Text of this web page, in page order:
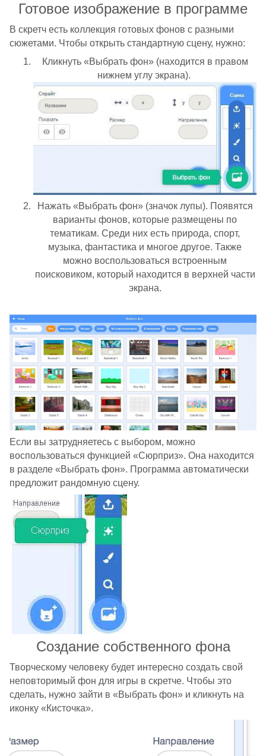
Готовое изображение в программе
В скретч есть коллекция готовых фонов с разными
сюжетами. Чтобы открыть стандартную сцену, нужно:
Кликнуть «Выбрать фон» (находится в правом
нижнем углу экрана).
Нажать «Выбрать фон» (значок лупы). Появятся
варианты фонов, которые размещены по
тематикам. Среди них есть природа, спорт,
музыка, фантастика и многое другое. Также
можно воспользоваться встроенным
поисковиком, который находится в верхней части
экрана.
Если вы затрудняетесь с выбором, можно
воспользоваться функцией «Сюрприз». Она находится
в разделе «Выбрать фон». Программа автоматически
предложит рандомную сцену.
Создание собственного фона
Творческому человеку будет интересно создать свой
неповторимый фон для игры в скретче. Чтобы это
сделать, нужно зайти в «Выбрать фон» и кликнуть на
иконку «Кисточка».